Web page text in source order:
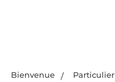
Bienvenue Particulier